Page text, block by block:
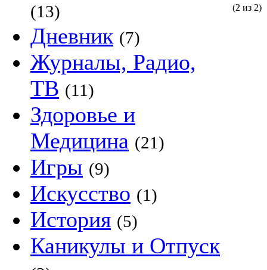
(13)
Дневник (7)
Журналы, Радио,
ТВ (11)
Здоровье и
Медицина (21)
Игры (9)
Искусство (1)
История (5)
Каникулы и Отпуск
(2 из 2)